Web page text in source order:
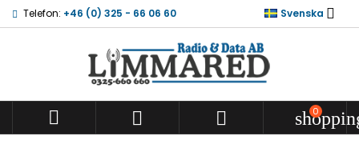
Telefon: +46 (0) 325 - 66 06 60 Svenska 
   0